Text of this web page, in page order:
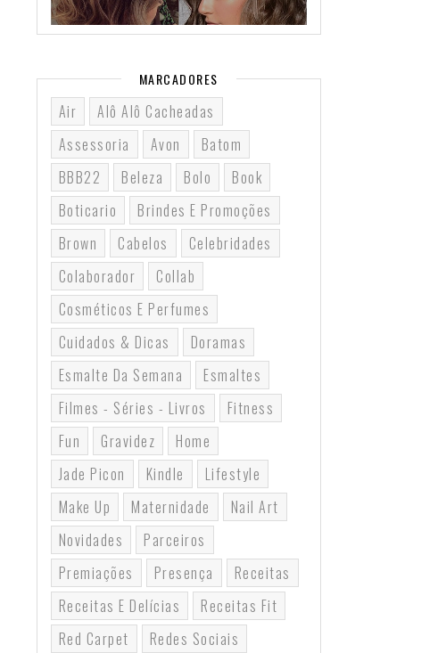
MARCADORES
Air
Alô Alô Cacheadas
Assessoria
Avon
Batom
BBB22
Beleza Bolo
Book
Boticario
Brindes E Promoções
Brown
Cabelos
Celebridades
Colaborador
Collab
Cosméticos E Perfumes
Cuidados & Dicas
Doramas
Esmalte Da Semana
Esmaltes
Filmes - Séries - Livros
Fitness
Fun
Gravidez
Home
Jade Picon
Kindle
Lifestyle
Make Up
Maternidade
Nail Art
Novidades
Parceiros
Premiações
Presença
Receitas
Receitas E Delícias
Receitas Fit
Red Carpet
Redes Sociais